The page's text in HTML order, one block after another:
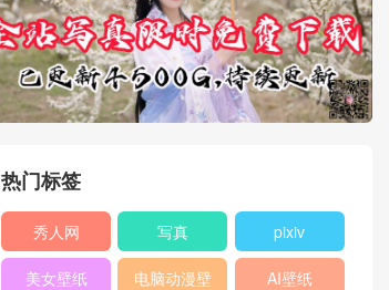
热门标签
秀人网
XIUREN
写真 pixiv
美女壁纸
电脑动漫壁
AI壁纸